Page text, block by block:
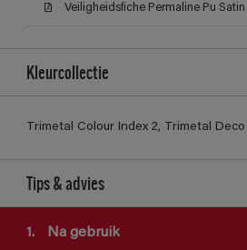
Veiligheidsfiche Permaline Pu Satin
Kleurcollectie
Trimetal Colour Index 2, Trimetal Deco
Tips & advies
1. Na gebruik